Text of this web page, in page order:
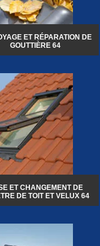
ET RÉPARATION DE
GOUTTIÈRE 64
ET CHANGEMENT DE
DE TOIT ET VELUX 64